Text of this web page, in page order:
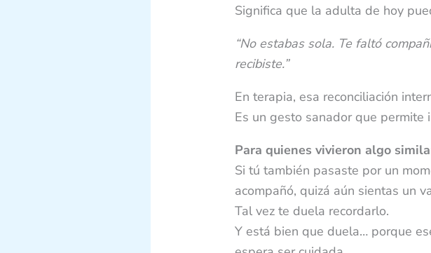
Significa que la adulta de hoy
“No estabas sola. Te faltó
recibiste.”
En terapia, esa reconciliación
Es un gesto sanador que
Para quienes vivieron algo
Si tú también pasaste por un
acompañó, quizá aún sientas un
Tal vez te duela recordarlo.
Y está bien que duela… porque